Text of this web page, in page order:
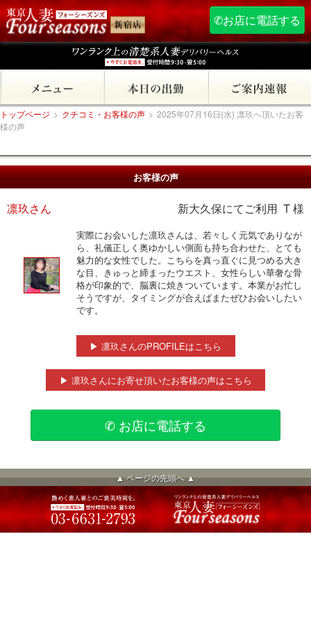
✆お店に電話する
トップページ > クチコミ・お客様の声 > 2025年07月16日(水) 凛玖へ頂いたお客
様の声
お客様の声
凛玖さん 新大久保にてご利用 T 様
実際にお会いした凛玖さんは、若々しく元気でありなが
ら、礼儀正しく奥ゆかしい側面も持ち合わせた、とても
魅力的な女性でした。こちらを真っ直ぐに見つめる大き
な目、きゅっと締まったウエスト、女性らしい華奢な骨
格が印象的で、脳裏に焼きついています。本業がお忙し
そうですが、タイミングが合えばまたぜひお会いしたい
です。
▶ 凛玖さんのPROFILEはこちら
▶ 凛玖さんにお寄せ頂いたお客様の声はこちら
✆ お店に電話する
▲ ページの先頭へ ▲